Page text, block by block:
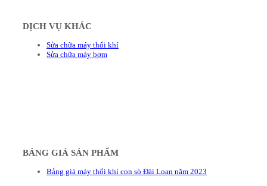
DỊCH VỤ KHÁC
Sửa chữa máy thổi khí
Sửa chữa máy bơm
BẢNG GIÁ SẢN PHẨM
Bảng giá máy thổi khí con sò Đài Loan năm 2023